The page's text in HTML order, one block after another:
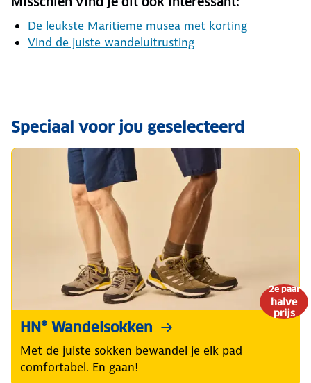
De leukste Maritieme musea met korting
Vind de juiste wandeluitrusting
Speciaal voor jou geselecteerd
2e paar
halve
prijs
HN® Wandelsokken
Met de juiste sokken bewandel je elk pad
comfortabel. En gaan!